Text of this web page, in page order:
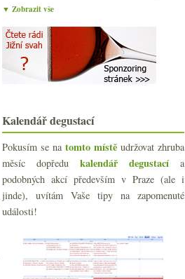
Loosena
Výtečný jurský Savagnin a Pinot z
Oregonu
Čtyři různorodá červená z Moravy
Vinařství roku, La Dive sířené,
Furmint
Dvakrát chutné Dolcetto z Dogliani
► ledna(15)
►2023(160)
►2022(225)
►2021
2019 (238)
2018(240)
▼ Zobrazit vše
Kalendář degustací
Pokusím se na tomto místě udržovat zhruba
měsíc dopředu kalendář degustacía
podobných akcí především v Praze (ale i
jinde), uvítám Vaše tipy na zapomenuté
události!